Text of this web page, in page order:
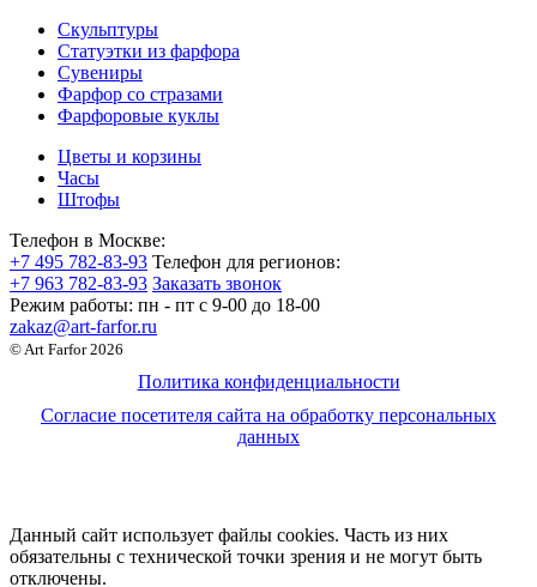
Скульптуры
Статуэтки из фарфора
Сувениры
Фарфор со стразами
Фарфоровые куклы
Цветы и корзины
Часы
Штофы
Телефон в Москве:
+7 495 782-83-93 Телефон для регионов:
+7 963 782-83-93 Заказать звонок
Режим работы: пн - пт c 9-00 до 18-00
zakaz@art-farfor.ru
© Art Farfor 2026
Политика конфиденциальности
Согласие посетителя сайта на обработку персональных
данных
Данный сайт использует файлы cookies. Часть из них
обязательны с технической точки зрения и не могут быть
отключены.